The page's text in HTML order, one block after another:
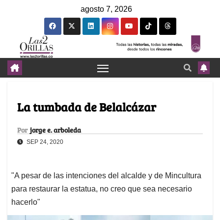
agosto 7, 2026
La tumbada de Belalcázar
Por jorge e. arboleda
SEP 24, 2020
"A pesar de las intenciones del alcalde y de Mincultura
para restaurar la estatua, no creo que sea necesario
hacerlo"